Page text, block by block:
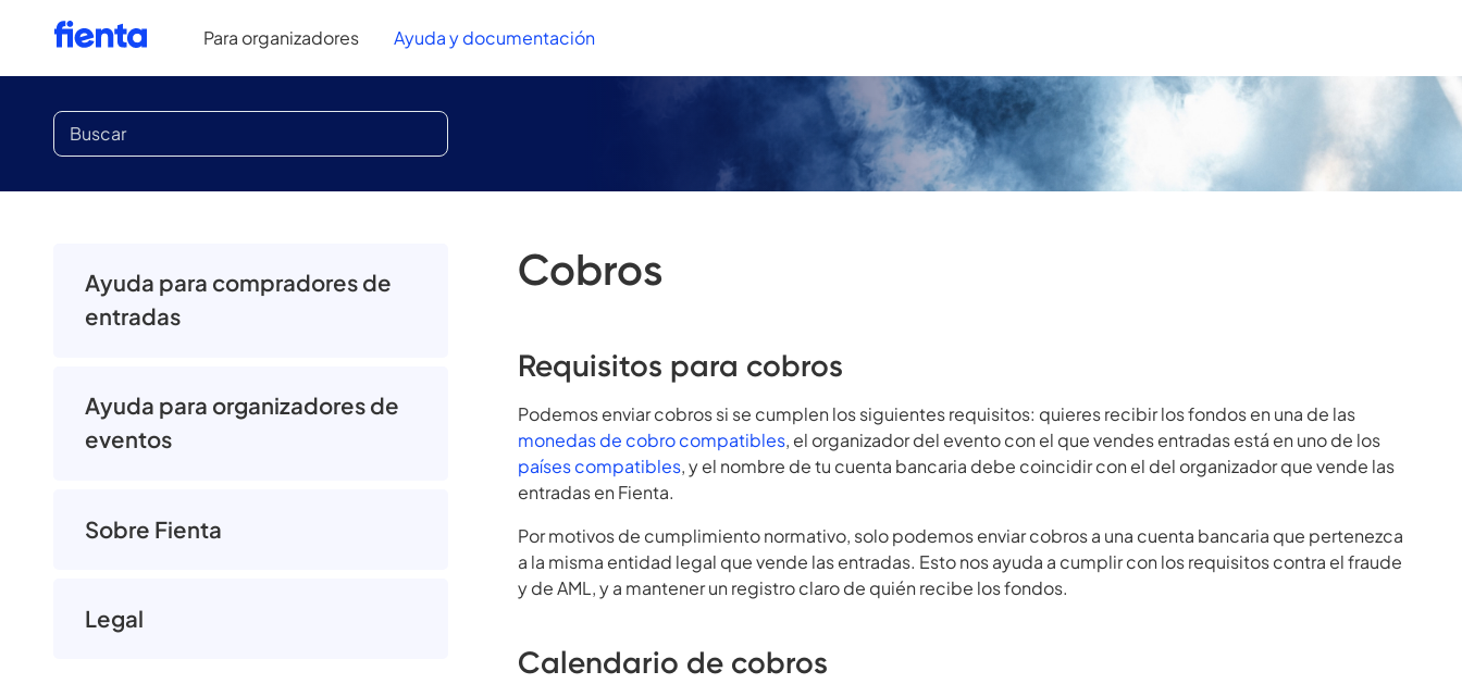
Para organizadores Ayuda y documentación
Cobros
Requisitos para cobros
Podemos enviar cobros si se cumplen los siguientes requisitos: quieres recibir los fondos en una de las
monedas de cobro compatibles, el organizador del evento con el que vendes entradas está en uno de los
países compatibles, y el nombre de tu cuenta bancaria debe coincidir con el del organizador que vende las
entradas en Fienta.
Por motivos de cumplimiento normativo, solo podemos enviar cobros a una cuenta bancaria que pertenezca
a la misma entidad legal que vende las entradas. Esto nos ayuda a cumplir con los requisitos contra el fraude
y de AML, y a mantener un registro claro de quién recibe los fondos.
Calendario de cobros
Ayuda para compradores de
entradas
Ayuda para organizadores de
eventos
Sobre Fienta
Legal